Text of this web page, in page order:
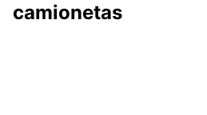
camionetas